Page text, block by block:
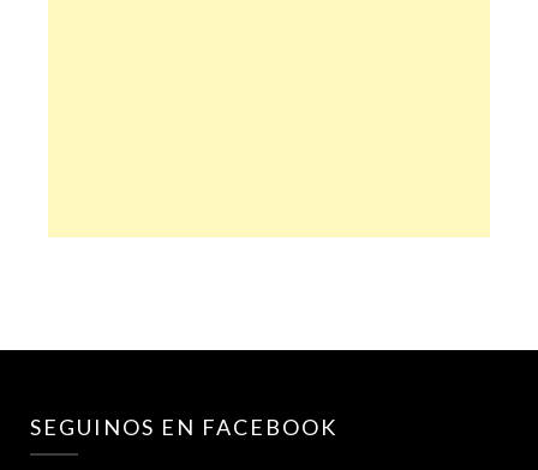
SEGUINOS EN FACEBOOK